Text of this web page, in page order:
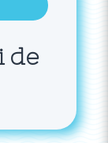
de